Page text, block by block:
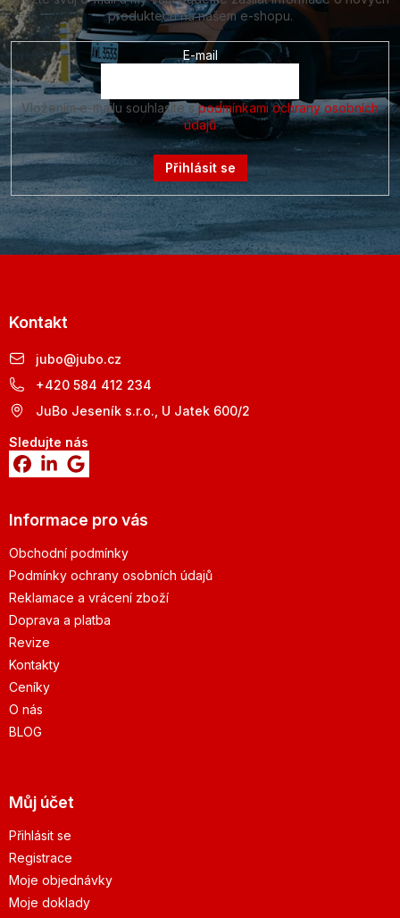
produktech na našem e-shopu.
E-mail
Vložením e-mailu souhlasíte spodmínkami ochrany osobních
údajů
Přihlásit se
Kontakt
jubo@jubo.cz
+420 584 412 234
JuBo Jeseník s.r.o., U Jatek 600/2
Sledujte nás
Informace pro vás
Obchodní podmínky
Podmínky ochrany osobních údajů
Reklamace a vrácení zboží
Doprava a platba
Revize
Kontakty
Ceníky
O nás
BLOG
Můj účet
Přihlásit se
Registrace
Moje objednávky
Moje doklady